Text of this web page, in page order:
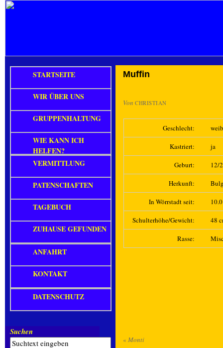
Muffin
Von CHRISTIAN
Geschlecht:
Kastriert: ja
Geburt: 12/
Herkunft:
In Wörrstadt seit:
Schulterhöhe/Gewicht: 48
Rasse:
« Monti
STARTSEITE
WIR ÜBER UNS
GRUPPENHALTUNG
WIE KANN ICH
HELFEN?
VERMITTLUNG
PATENSCHAFTEN
TAGEBUCH
ZUHAUSE GEFUNDEN
ANFAHRT
KONTAKT
DATENSCHUTZ
Suchen